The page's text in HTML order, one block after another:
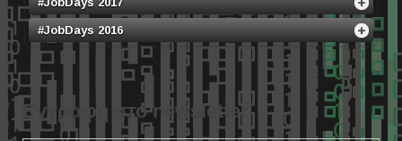
#JobDays 2016
Εγγραφή στο newsletter